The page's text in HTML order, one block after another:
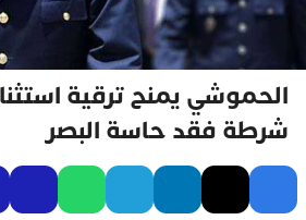
الحموشي يمنح ترقية
شرطة فقد حاسة البصر